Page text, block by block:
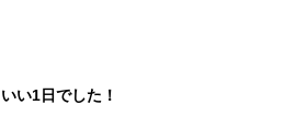
いい1日でした！